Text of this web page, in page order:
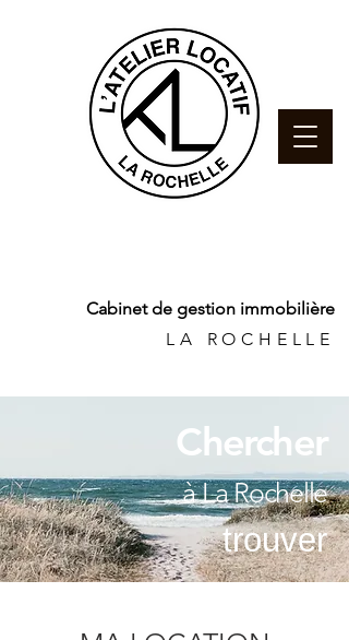
Cabinet de gestion immobilière
LA ROCHELLE
Chercher
à La Rochelle
trouver